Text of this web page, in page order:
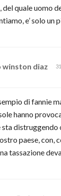
quale uomo
e’ solo un
diaz
di fannie
hanno
distruggendo
paese, con,
tassazione